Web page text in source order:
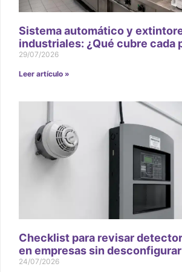
Sistema automático y
industriales: ¿Qué cubre cada
29/07/2026
Leer artículo »
Checklist para revisar
en empresas sin
24/07/2026